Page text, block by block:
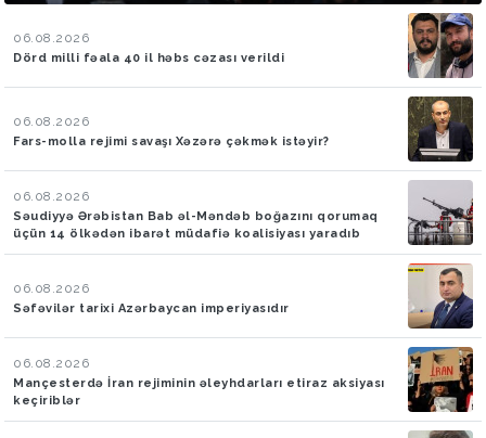
06.08.2026
Dörd milli fəala 40 il həbs cəzası verildi
06.08.2026
Fars-molla rejimi savaşı Xəzərə çəkmək istəyir?
06.08.2026
Səudiyyə Ərəbistan Bab əl-Məndəb boğazını qorumaq
üçün 14 ölkədən ibarət müdafiə koalisiyası yaradıb
06.08.2026
Səfəvilər tarixi Azərbaycan imperiyasıdır
06.08.2026
Mançesterdə İran rejiminin əleyhdarları etiraz aksiyası
keçiriblər